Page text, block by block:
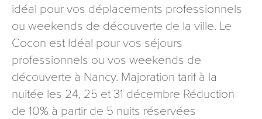
idéal pour vos déplacements professionnels
ou weekends de découverte de la ville. Le
Cocon est Idéal pour vos séjours
professionnels ou vos weekends de
découverte à Nancy. Majoration tarif à la
nuitée les 24, 25 et 31 décembre Réduction
de 10% à partir de 5 nuits réservées